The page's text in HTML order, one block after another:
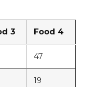
3 Food 4
47
19